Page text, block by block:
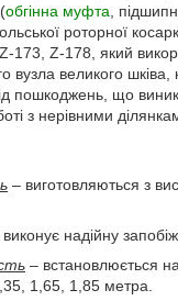
обгінна муфта ,
роторної
173, Z-178, який
вузла великого шківа,
пошкоджень, що
з нерівними
– виготовляються з
надійну
– встановлюється
1,65, 1,85 метра.